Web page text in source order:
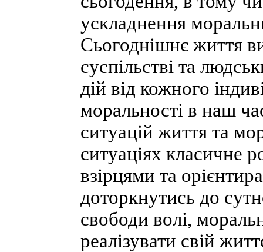
ускладнення
Сьогоднішнє життя
суспільстві та
дій від кожного
моральності в наш
ситуацій життя та
ситуаціях класичне
взірцями та
доторкнутись до
свободи волі,
реалізувати свій